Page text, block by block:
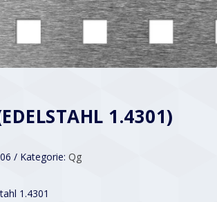
1.4301)
Kategorie: Qg
1.4301